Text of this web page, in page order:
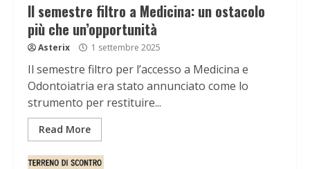
Il semestre filtro a Medicina: un ostacolo
più che un’opportunità
Asterix 1 settembre 2025
Il semestre filtro per l’accesso a Medicina e
Odontoiatria era stato annunciato come lo
strumento per restituire...
Read More